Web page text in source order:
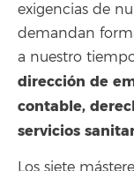
exigencias de
demandan
a nuestro
dirección de
contable,
servicios
Los siete